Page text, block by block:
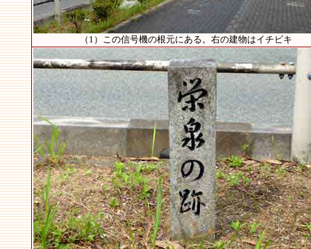
（1）この信号機の根元にある。右の建物はイチビキ